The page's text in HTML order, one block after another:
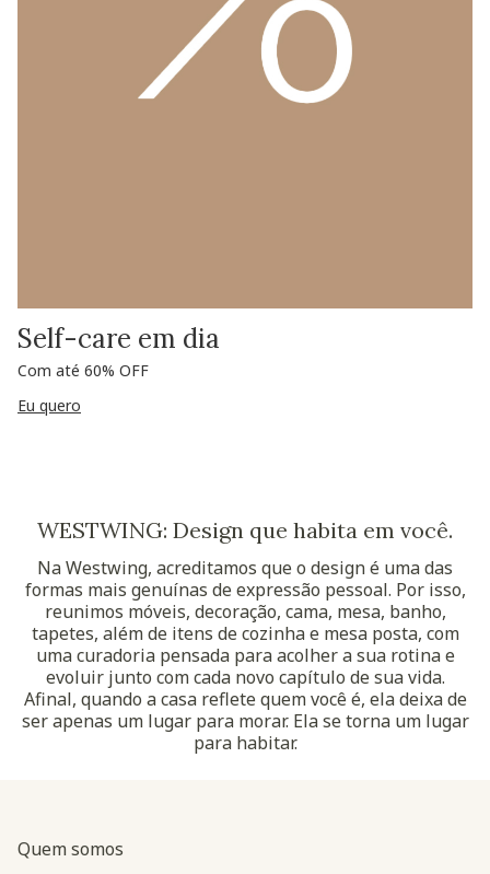
Self-care em dia
Com até 60% OFF
Eu quero
WESTWING: Design que habita em você.
Na Westwing, acreditamos que o design é uma das
formas mais genuínas de expressão pessoal. Por isso,
reunimos móveis, decoração, cama, mesa, banho,
tapetes, além de itens de cozinha e mesa posta, com
uma curadoria pensada para acolher a sua rotina e
evoluir junto com cada novo capítulo de sua vida.
Afinal, quando a casa reflete quem você é, ela deixa de
ser apenas um lugar para morar. Ela se torna um lugar
para habitar.
Quem somos